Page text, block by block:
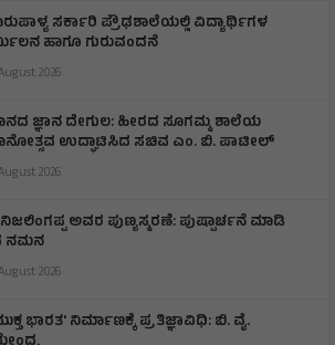
ಸರ್ಕಾರಿ ಪ್ರೌಢಶಾಲೆಯಲ್ಲಿ ವಿದ್ಯಾರ್ಥಿಗಳ
ಹಾಗೂ ಗುರುವಂದನೆ
2026
ಜ್ಞಾನ ದೇಗುಲ: ಹೀರದ ಸೂಗಮ್ಮ ಶಾಲೆಯ
ಉದ್ಘಾಟಿಸಿದ ಸಚಿವ ಎಂ. ಬಿ. ಪಾಟೀಲ್
2026
ಅವರ ಪುಣ್ಯಸ್ಮರಣೆ: ಪುಷ್ಪಾರ್ಚನೆ ಮಾಡಿ
ನಮನ​
2026
ಭಾರತ' ನಿರ್ಮಾಣಕ್ಕೆ ಪ್ರತಿಜ್ಞಾವಿಧಿ: ಬಿ. ವೈ.